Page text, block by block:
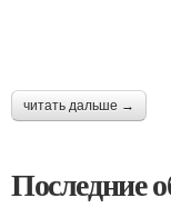
читать дальше →
Последние